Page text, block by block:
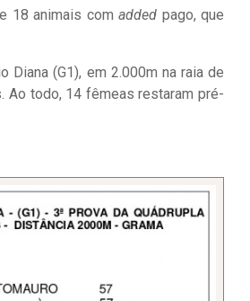
18 animais comadded pago, que
Diana (G1), em 2.000m na raia de
Ao todo, 14 fêmeas restaram pré-